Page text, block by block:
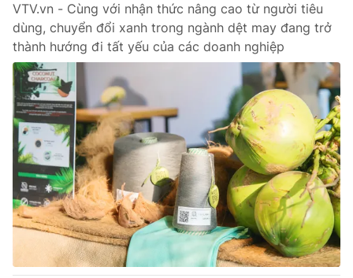
VTV.vn - Cùng với nhận thức nâng cao từ người tiêu
dùng, chuyển đổi xanh trong ngành dệt may đang trở
thành hướng đi tất yếu của các doanh nghiệp